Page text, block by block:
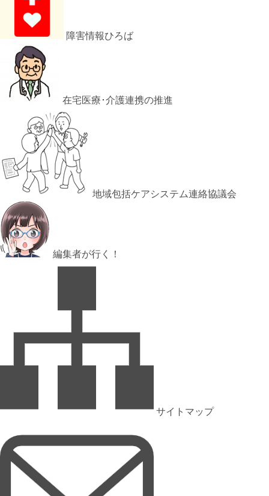
障害情報ひろば
在宅医療･介護連携の推進
地域包括ケアシステム連絡協議会
編集者が行く！
サイトマップ